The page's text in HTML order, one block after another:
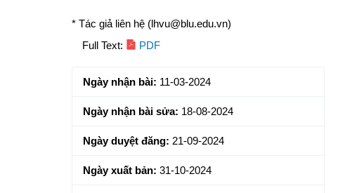
* Tác giả liên hệ (lhvu@blu.edu.vn)
Article
Full Text: PDF
Ngày nhận bài: 11-03-2024
Ngày nhận bài sửa: 18-08-2024
Ngày duyệt đăng: 21-09-2024
Ngày xuất bản: 31-10-2024